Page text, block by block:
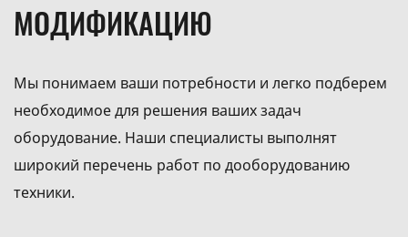
МОДИФИКАЦИЮ
Мы понимаем ваши потребности и легко подберем
необходимое для решения ваших задач
оборудование. Наши специалисты выполнят
широкий перечень работ по дооборудованию
техники.